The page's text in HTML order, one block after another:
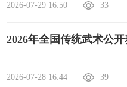
2026-07-29 16:50 33
2026年全国传统武术公
2026-07-28 16:44 39